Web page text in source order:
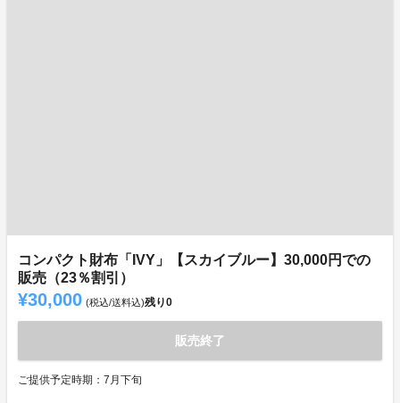
コンパクト財布「IVY」【スカイブルー】30,000円での
販売（23％割引）
¥30,000 (税込/送料込)残り0
販売終了
ご提供予定時期：7月下旬